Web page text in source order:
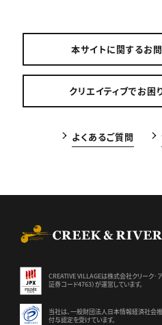
本サイトに関するお
クリエイティブでお困
よくあるご質問
CREATIVE VILLAGEは株式会社クリーク･
証券コード4763）が運営しています。
当社は、一般財団法人日本情報経済社会推
付与認定を受けています。